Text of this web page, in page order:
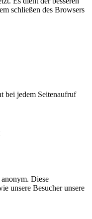
schließen des Browsers
bei jedem Seitenaufruf
Diese
unsere Besucher unsere